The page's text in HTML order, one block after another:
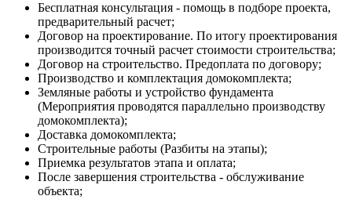
Бесплатная консультация - помощь в подборе проекта,
предварительный расчет;
Договор на проектирование. По итогу проектирования
производится точный расчет стоимости строительства;
Договор на строительство. Предоплата по договору;
Производство и комплектация домокомплекта;
Земляные работы и устройство фундамента
(Мероприятия проводятся параллельно производству
домокомплекта);
Доставка домокомплекта;
Строительные работы (Разбиты на этапы);
Приемка результатов этапа и оплата;
После завершения строительства - обслуживание
объекта;